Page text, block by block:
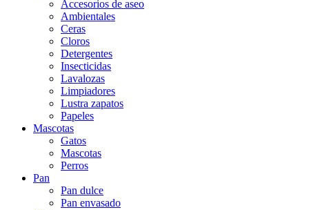
Accesorios de aseo
Ambientales
Ceras
Cloros
Detergentes
Insecticidas
Lavalozas
Limpiadores
Lustra zapatos
Papeles
Mascotas
Gatos
Mascotas
Perros
Pan
Pan dulce
Pan envasado